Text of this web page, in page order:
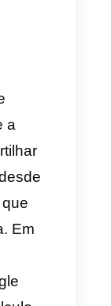
aos
e
que você
fazê-lo e
do
com a